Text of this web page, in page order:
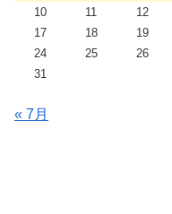
10
11 12
17
18 19
24
25 26
31
« 7月